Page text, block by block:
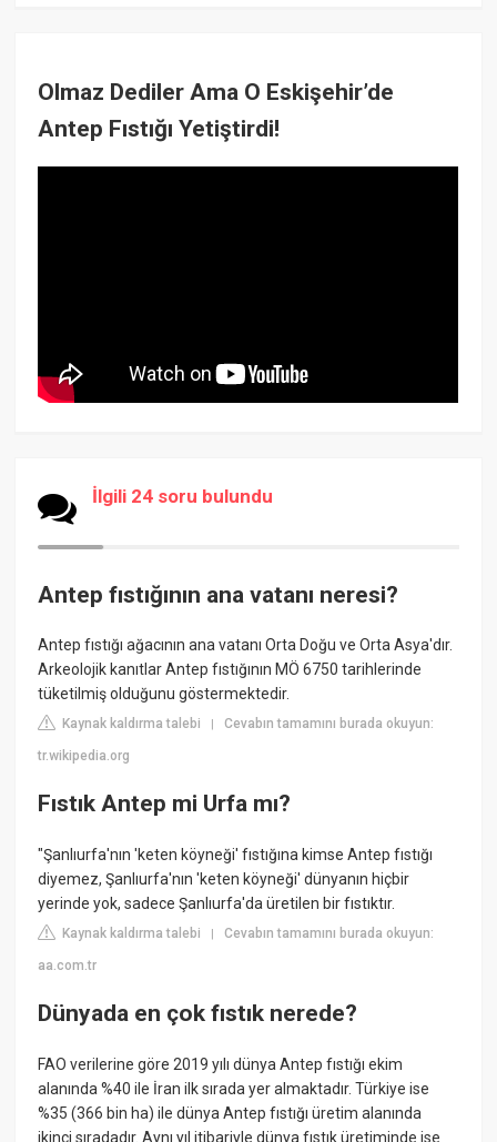
Olmaz Dediler Ama O Eskişehir’de
Antep Fıstığı Yetiştirdi!
İlgili 24 soru bulundu
Antep fıstığının ana vatanı neresi?
Antep fıstığı ağacının ana vatanı Orta Doğu ve Orta Asya'dır.
Arkeolojik kanıtlar Antep fıstığının MÖ 6750 tarihlerinde
tüketilmiş olduğunu göstermektedir.
Kaynak kaldırma talebi |Cevabın tamamını burada okuyun:
tr.wikipedia.org
Fıstık Antep mi Urfa mı?
"Şanlıurfa'nın 'keten köyneği' fıstığına kimse Antep fıstığı
diyemez, Şanlıurfa'nın 'keten köyneği' dünyanın hiçbir
yerinde yok, sadece Şanlıurfa'da üretilen bir fıstıktır.
Kaynak kaldırma talebi |Cevabın tamamını burada okuyun:
aa.com.tr
Dünyada en çok fıstık nerede?
FAO verilerine göre 2019 yılı dünya Antep fıstığı ekim
alanında %40 ile İran ilk sırada yer almaktadır. Türkiye ise
%35 (366 bin ha) ile dünya Antep fıstığı üretim alanında
ikinci sıradadır. Aynı yıl itibariyle dünya fıstık üretiminde ise